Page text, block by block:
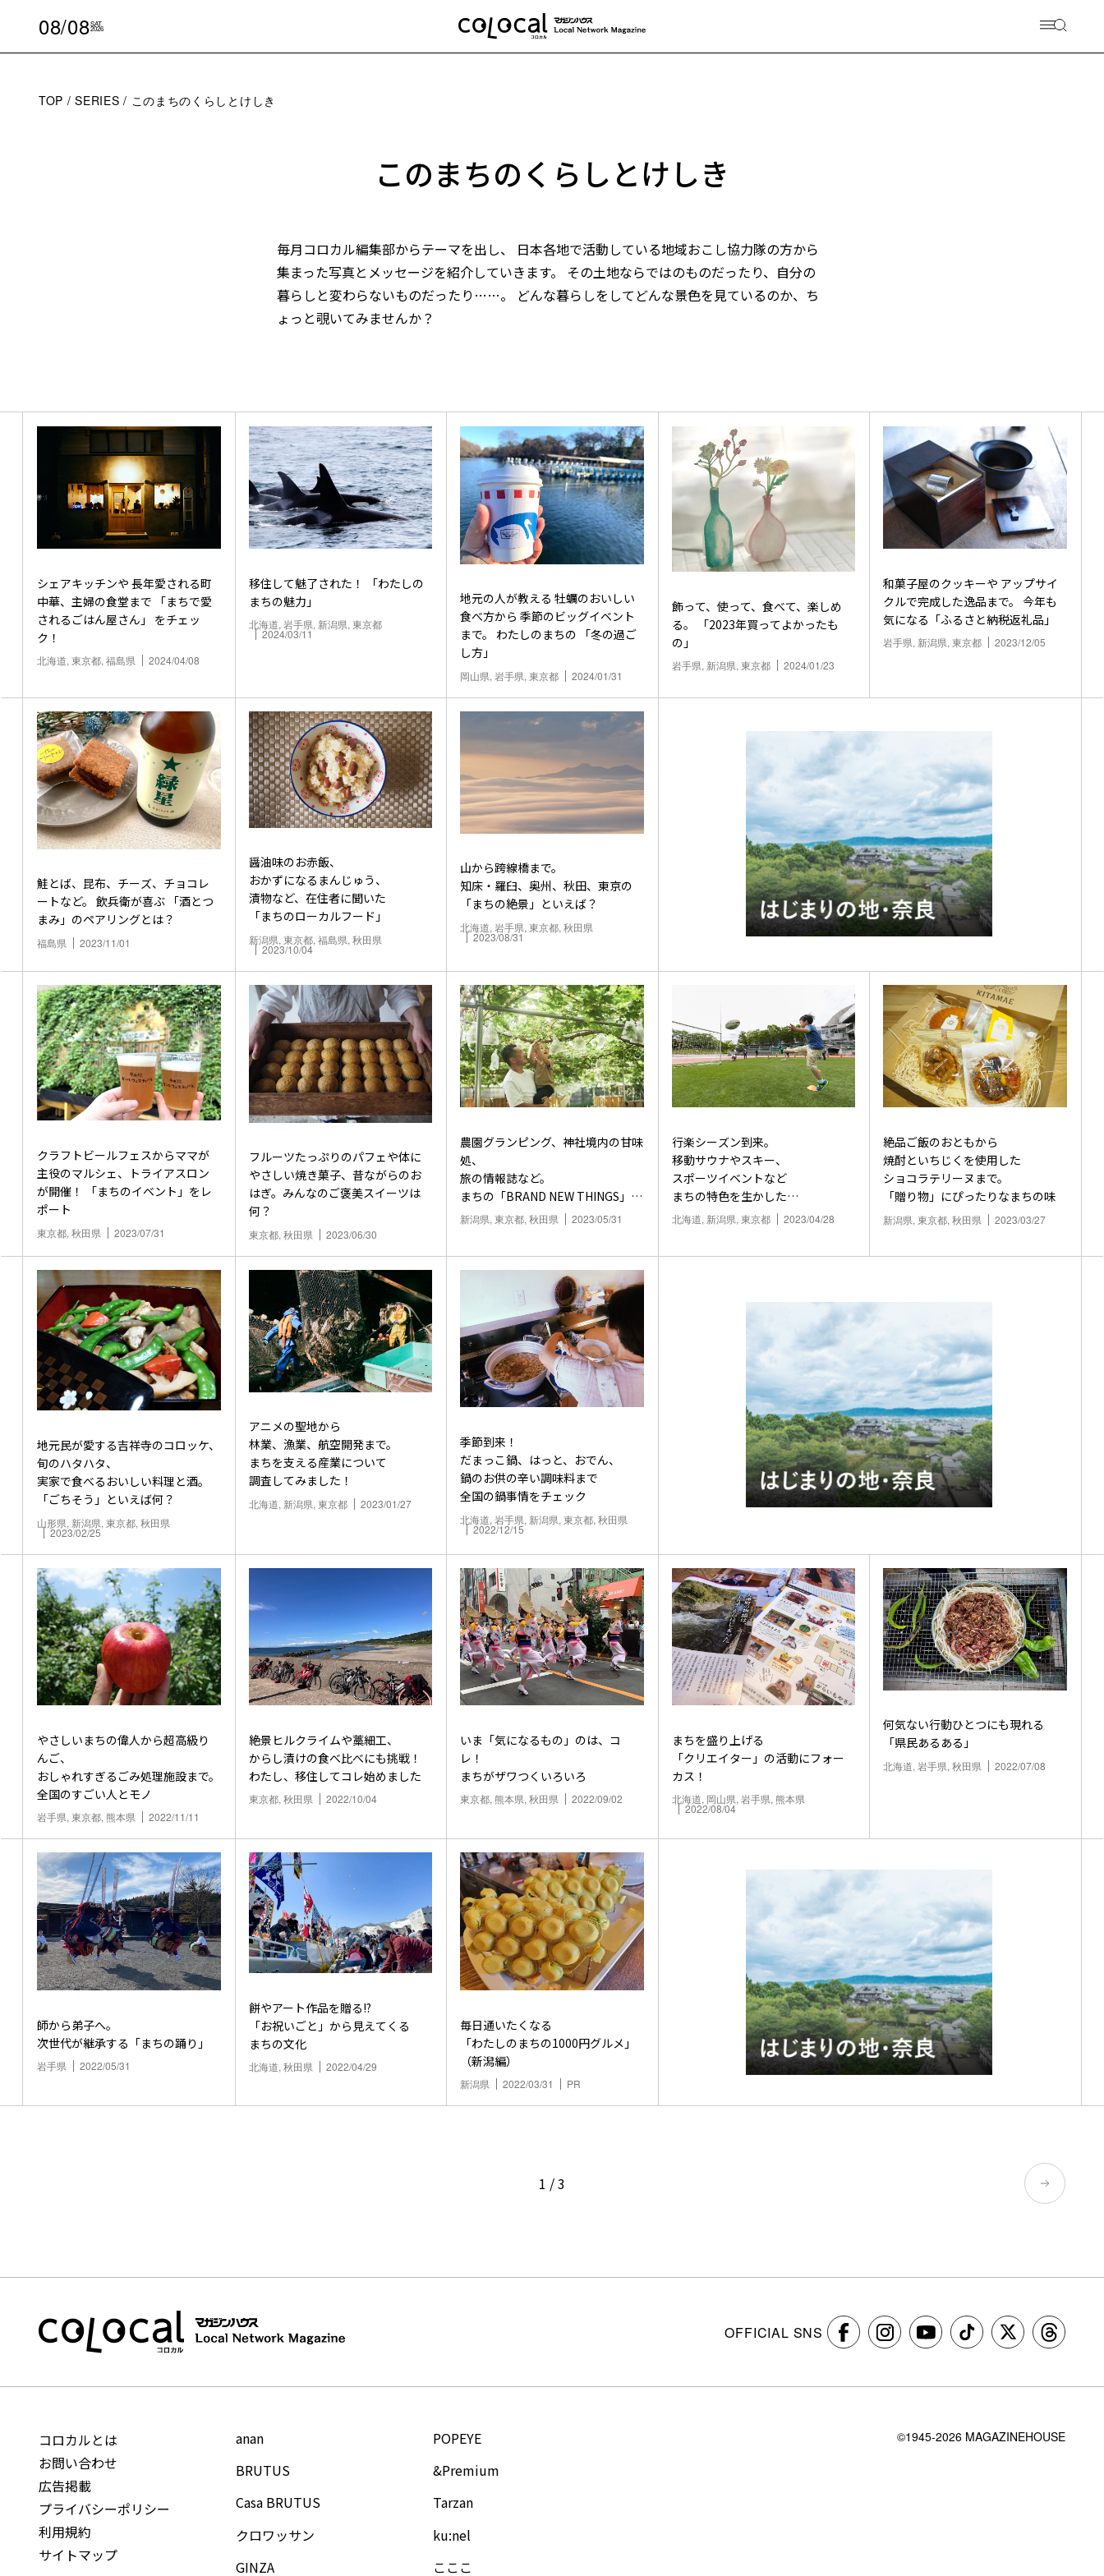
08/08SAT
2026
TOP SERIES このまちのくらしとけしき
このまちのくらしとけしき
毎月コロカル編集部からテーマを出し、 日本各地で活動している地域おこし協力隊の方から
集まった写真とメッセージを紹介していきます。 その土地ならではのものだったり、自分の
暮らしと変わらないものだったり……。 どんな暮らしをしてどんな景色を見ているのか、ち
ょっと覗いてみませんか？
シェアキッチンや 長年愛される町
中華、主婦の食堂まで 「まちで愛
されるごはん屋さん」 をチェッ
ク！
北海道, 東京都, 福島県 2024/04/08
移住して魅了された！ 「わたしの
まちの魅力」
北海道, 岩手県, 新潟県, 東京都
2024/03/11
地元の人が教える 牡蠣のおいしい
食べ方から 季節のビッグイベント
まで。 わたしのまちの 「冬の過ご
し方」
岡山県, 岩手県, 東京都 2024/01/31
飾って、使って、食べて、楽しめ
る。 「2023年買ってよかったも
の」
岩手県, 新潟県, 東京都 2024/01/23
和菓子屋のクッキーや アップサイ
クルで完成した逸品まで。 今年も
気になる「ふるさと納税返礼品」
岩手県, 新潟県, 東京都 2023/12/05
鮭とば、昆布、チーズ、チョコレ
ートなど。 飲兵衛が喜ぶ 「酒とつ
まみ」のペアリングとは？
福島県 2023/11/01
醤油味のお赤飯、
おかずになるまんじゅう、
漬物など、在住者に聞いた
「まちのローカルフード」
新潟県, 東京都, 福島県, 秋田県
2023/10/04
山から跨線橋まで。
知床・羅臼、奥州、秋田、東京の
「まちの絶景」といえば？
北海道, 岩手県, 東京都, 秋田県
2023/08/31
クラフトビールフェスからママが
主役のマルシェ、トライアスロン
が開催！ 「まちのイベント」をレ
ポート
東京都, 秋田県 2023/07/31
フルーツたっぷりのパフェや体に
やさしい焼き菓子、昔ながらのお
はぎ。みんなのご褒美スイーツは
何？
東京都, 秋田県 2023/06/30
農園グランピング、神社境内の甘味
処、
旅の情報誌など。
まちの「BRAND NEW THINGS」
に注目！
新潟県, 東京都, 秋田県 2023/05/31
行楽シーズン到来。
移動サウナやスキー、
スポーツイベントなど
まちの特色を生かした
「アクティビティ」
北海道, 新潟県, 東京都 2023/04/28
絶品ご飯のおともから
焼酎といちじくを使用した
ショコラテリーヌまで。
「贈り物」にぴったりなまちの味
新潟県, 東京都, 秋田県 2023/03/27
地元民が愛する吉祥寺のコロッケ、
旬のハタハタ、
実家で食べるおいしい料理と酒。
「ごちそう」といえば何？
山形県, 新潟県, 東京都, 秋田県
2023/02/25
アニメの聖地から
林業、漁業、航空開発まで。
まちを支える産業について
調査してみました！
北海道, 新潟県, 東京都 2023/01/27
季節到来！
だまっこ鍋、はっと、おでん、
鍋のお供の辛い調味料まで
全国の鍋事情をチェック
北海道, 岩手県, 新潟県, 東京都, 秋田県
2022/12/15
やさしいまちの偉人から超高級り
んご、
おしゃれすぎるごみ処理施設まで。
全国のすごい人とモノ
岩手県, 東京都, 熊本県 2022/11/11
絶景ヒルクライムや藁細工、
からし漬けの食べ比べにも挑戦！
わたし、移住してコレ始めました
東京都, 秋田県 2022/10/04
いま「気になるもの」のは、コ
レ！
まちがザワつくいろいろ
東京都, 熊本県, 秋田県 2022/09/02
まちを盛り上げる
「クリエイター」の活動にフォー
カス！
北海道, 岡山県, 岩手県, 熊本県
2022/08/04
何気ない行動ひとつにも現れる
「県民あるある」
北海道, 岩手県, 秋田県 2022/07/08
師から弟子へ。
次世代が継承する「まちの踊り」
岩手県 2022/05/31
餅やアート作品を贈る!?
「お祝いごと」から見えてくる
まちの文化
北海道, 秋田県 2022/04/29
毎日通いたくなる
「わたしのまちの1000円グルメ」
（新潟編）
新潟県 2022/03/31 PR
1 /3
OFFICIAL SNS
コロカルとは
お問い合わせ
広告掲載
プライバシーポリシー
利用規約
サイトマップ
anan
BRUTUS
Casa BRUTUS
クロワッサン
GINZA
POPEYE
&Premium
Tarzan
ku:nel
こここ
©1945-2026 MAGAZINEHOUSE